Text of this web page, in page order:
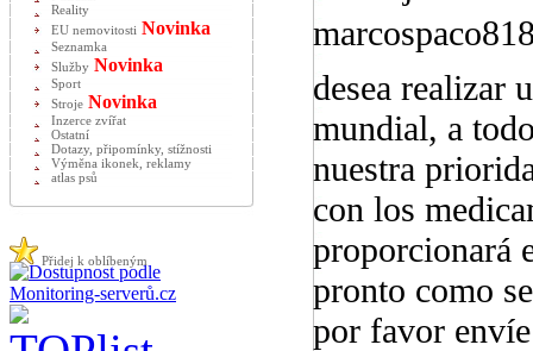
desea realizar
mundial, a
nuestra
con los
proporcionará
pronto como
por favor
Reality
EU nemovitosti Novinka
Seznamka
Služby Novinka
Sport
Stroje Novinka
Inzerce zvířat
Ostatní
Dotazy, připomínky, stížnosti
Výměna ikonek, reklamy
atlas psů
Přidej k oblíbeným